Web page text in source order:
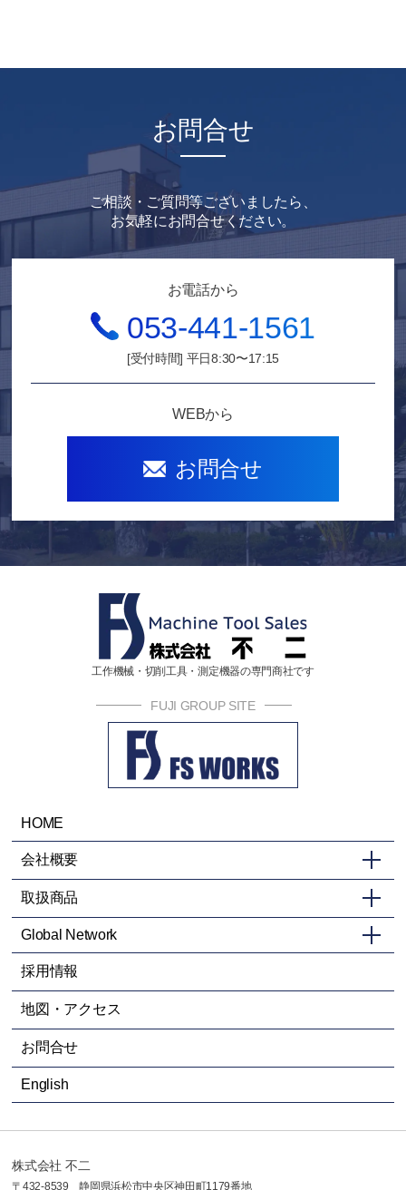
お問合せ
ご相談・ご質問等ございましたら、
お気軽にお問合せください。
お電話から
053-441-1561
[受付時間] 平日8:30〜17:15
WEBから
お問合せ
工作機械・切削工具・測定機器の専門商社です
FUJI GROUP SITE
HOME
会社概要
取扱商品
Global Network
採用情報
地図・アクセス
お問合せ
English
株式会社 不二
〒432-8539 静岡県浜松市中央区神田町1179番地